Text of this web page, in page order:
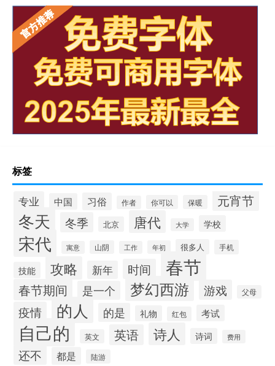
标签
专业 中国 习俗 作者 你可以 保暖 元宵节
冬天 冬季 北京 唐代 大学 学校
宋代 寓意 山阴 工作 年初 很多人 手机
技能 攻略 新年 时间 春节
春节期间 是一个 梦幻西游 游戏 父母
疫情 的人 的是 礼物 红包 考试
自己的 英文 英语 诗人 诗词 费用
还不 都是 陆游